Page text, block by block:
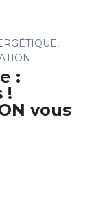
,
:
!
vous